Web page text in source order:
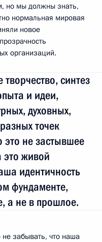
но мы должны знать,
нормальная мировая
новое
организаций.
синтез
и идеи,
духовных,
точек
это не застывшее
это живой
идентичность
фундаменте,
а не в прошлое.
забывать, что наша